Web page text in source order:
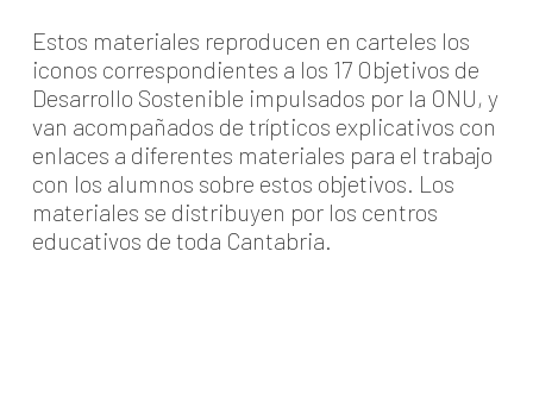
Estos materiales reproducen en carteles los
iconos correspondientes a los 17 Objetivos de
Desarrollo Sostenible impulsados por la ONU, y
van acompañados de trípticos explicativos con
enlaces a diferentes materiales para el trabajo
con los alumnos sobre estos objetivos. Los
materiales se distribuyen por los centros
educativos de toda Cantabria.